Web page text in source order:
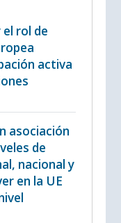
rol de
activa
asociación
de
nacional y
en la UE